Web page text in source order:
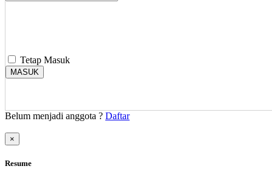
Tetap Masuk
MASUK
Belum menjadi anggota ? Daftar
×
Resume